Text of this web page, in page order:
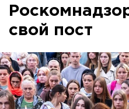
свой пост